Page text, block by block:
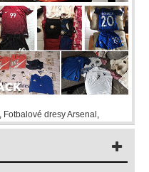
Fotbalové dresy Arsenal